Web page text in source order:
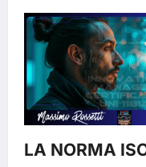
LA NORMA